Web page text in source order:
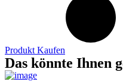
Produkt Kaufen
Das könnte Ihnen